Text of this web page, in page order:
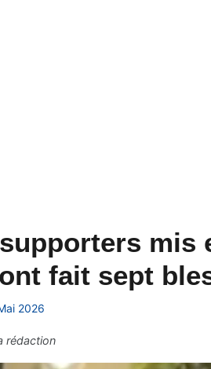
mis
fait sept
2026
rédaction